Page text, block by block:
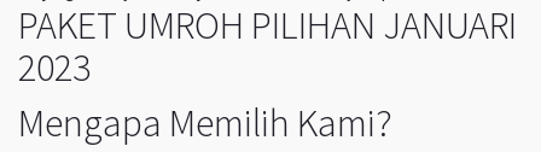
PAKET UMROH PILIHAN JANUARI
2023
Mengapa Memilih Kami?